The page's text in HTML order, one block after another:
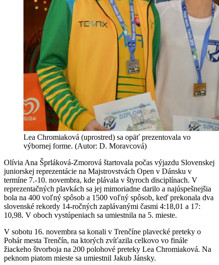
Lea Chromiaková (uprostred) sa opäť prezentovala vo
výbornej forme. (Autor: D. Moravcová)
Olívia Ana Šprláková-Zmorová štartovala počas výjazdu Slovenskej
juniorskej reprezentácie na Majstrovstvách Open v Dánsku v
termíne 7.-10. novembra, kde plávala v štyroch disciplínach. V
reprezentačných plavkách sa jej mimoriadne darilo a najúspešnejšia
bola na 400 voľný spôsob a 1500 voľný spôsob, keď prekonala dva
slovenské rekordy 14-ročných zaplávanými časmi 4:18,01 a 17:
10,98. V oboch vystúpeniach sa umiestnila na 5. mieste.
V sobotu 16. novembra sa konali v Trenčíne plavecké preteky o
Pohár mesta Trenčín, na ktorých zvíťazila celkovo vo finále
žiackeho štvorboja na 200 polohové preteky Lea Chromiaková. Na
peknom piatom mieste sa umiestnil Jakub Jánsky.